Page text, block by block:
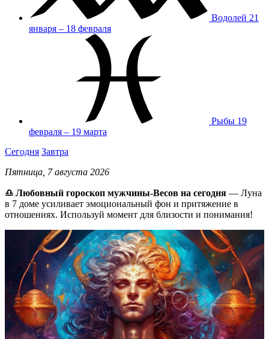
Водолей 21
января – 18 февраля
Рыбы 19
февраля – 19 марта
Сегодня Завтра
Пятница, 7 августа 2026
♎ Любовный гороскоп мужчины-Весов на сегодня — Луна
в 7 доме усиливает эмоциональный фон и притяжение в
отношениях. Используй момент для близости и понимания!